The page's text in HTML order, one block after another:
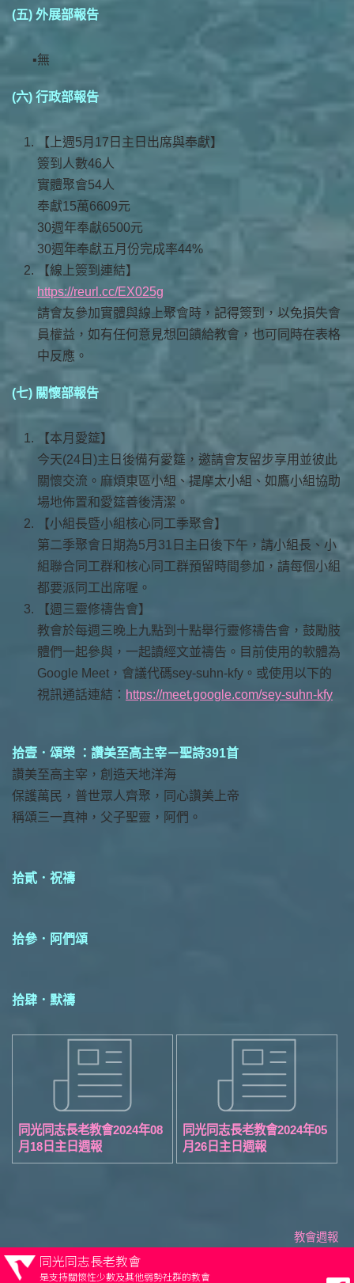
教會週報
(五) 外展部報告
無
(六) 行政部報告
【上週5月17日主日出席與奉獻】
簽到人數46人
實體聚會54人
奉獻15萬6609元
30週年奉獻6500元
30週年奉獻五月份完成率44%
【線上簽到連結】
https://reurl.cc/EX025g
請會友參加實體與線上聚會時，記得簽到，以免損失會
員權益，如有任何意見想回饋給教會，也可同時在表格
中反應。
(七) 關懷部報告
【本月愛筵】
今天(24日)主日後備有愛筵，邀請會友留步享用並彼此
關懷交流。麻煩東區小組、提摩太小組、如鷹小組協助
場地佈置和愛筵善後清潔。
【小組長暨小組核心同工季聚會】
第二季聚會日期為5月31日主日後下午，請小組長、小
組聯合同工群和核心同工群預留時間參加，請每個小組
都要派同工出席喔。
【週三靈修禱告會】
教會於每週三晚上九點到十點舉行靈修禱告會，鼓勵肢
體們一起參與，一起讀經文並禱告。目前使用的軟體為
Google Meet，會議代碼sey-suhn-kfy。或使用以下的
視訊通話連結： https://meet.google.com/sey-suhn-kfy
拾壹．頌榮 ：讚美至高主宰－聖詩391首
讚美至高主宰，創造天地洋海
保護萬民，普世眾人齊聚，同心讚美上帝
稱頌三一真神，父子聖靈，阿們。
拾貳．祝禱
拾參．阿們頌
拾肆．默禱
同光同志長老教會2024年08
月18日主日週報
同光同志長老教會2024年05
月26日主日週報
同光同志長老教會
是支持關懷性少數及其他弱勢社群的教會